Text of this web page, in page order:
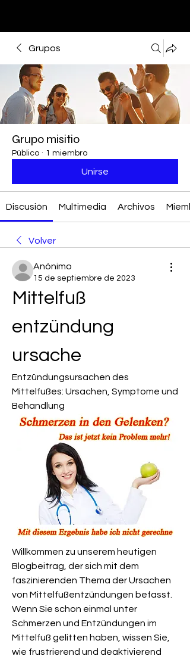
Grupos
Grupo misitio
Público · 1 miembro
Unirse
Discusión Multimedia Archivos
Volver
Anónimo
15 de septiembre de 2023
Mittelfuß
entzündung
ursache
Entzündungsursachen des
Mittelfußes: Ursachen, Symptome und
Behandlung
Willkommen zu unserem heutigen
Blogbeitrag, der sich mit dem
faszinierenden Thema der Ursachen
von Mittelfußentzündungen befasst.
Wenn Sie schon einmal unter
Schmerzen und Entzündungen im
Mittelfuß gelitten haben, wissen Sie,
wie frustrierend und deaktivierend